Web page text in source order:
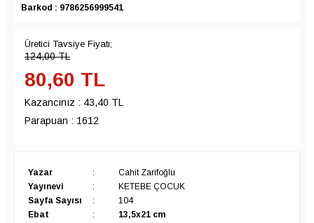
Barkod : 9786256999541
Üretici Tavsiye Fiyatı;
124,00TL
80,60 TL
Kazancınız : 43,40 TL
Parapuan : 1612
Yazar :
Cahit Zarifoğlu
Yayınevi
:
KETEBE ÇOCUK
Sayfa Sayısı
:
104
Ebat
:
13,5x21 cm